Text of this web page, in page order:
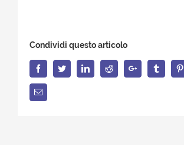
Condividi questo articolo
FacebookTwitterLinkedInReddit Google+ Tumblr
Email